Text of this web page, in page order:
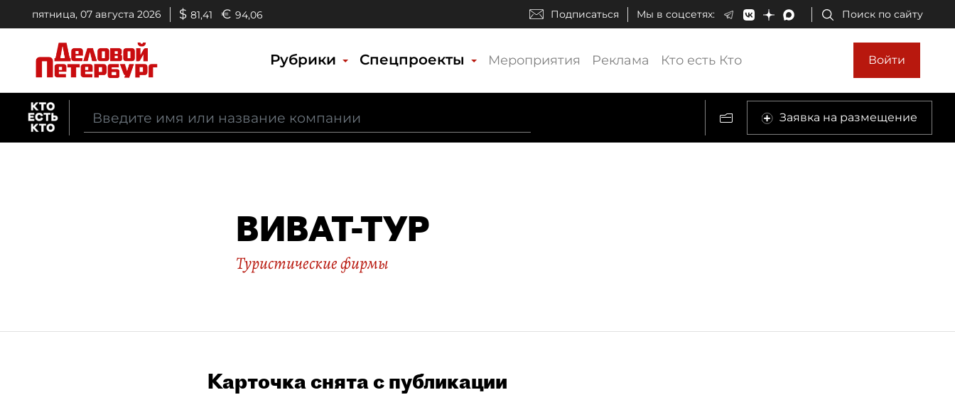
пятница, 07 августа 2026 $ 81,41 € 94,06 Подписаться Мы в соцсетях: Поиск по сайту
Рубрики Спецпроекты Мероприятия Реклама Кто есть Кто Войти
Заявка на размещение
ВИВАТ-ТУР
Туристические фирмы
Карточка снята с публикации